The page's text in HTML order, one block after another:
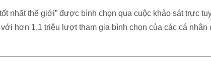
nhất thế giới” được bình chọn qua cuộc khảo sát trực
hơn 1,1 triệu lượt tham gia bình chọn của các cá nhân